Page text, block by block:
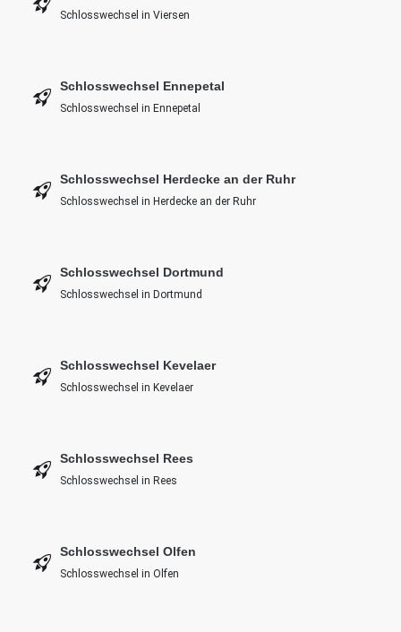
Schlosswechsel in Viersen
Schlosswechsel Ennepetal
Schlosswechsel in Ennepetal
Schlosswechsel Herdecke an der Ruhr
Schlosswechsel in Herdecke an der Ruhr
Schlosswechsel Dortmund
Schlosswechsel in Dortmund
Schlosswechsel Kevelaer
Schlosswechsel in Kevelaer
Schlosswechsel Rees
Schlosswechsel in Rees
Schlosswechsel Olfen
Schlosswechsel in Olfen